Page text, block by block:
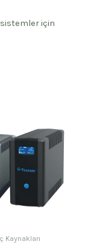
için
Kaynakları